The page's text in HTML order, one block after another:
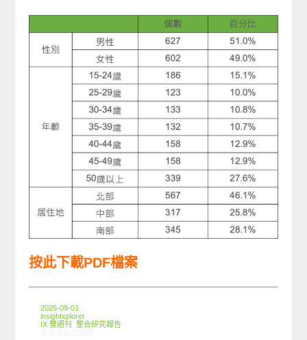
按此下載PDF檔案
2025-09-01
insightxplorer
IX 雙週刊
,整合研究報告